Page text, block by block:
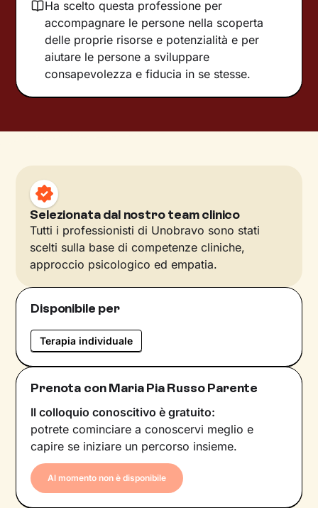
Ha scelto questa professione per
accompagnare le persone nella scoperta
delle proprie risorse e potenzialità e per
aiutare le persone a sviluppare
consapevolezza e fiducia in se stesse.
Selezionata dal nostro team clinico
Tutti i professionisti di Unobravo sono stati
scelti sulla base di competenze cliniche,
approccio psicologico ed empatia.
Disponibile per
Terapia individuale
Prenota con Maria Pia Russo Parente
Il colloquio conoscitivo è gratuito:
potrete cominciare a conoscervi meglio e
capire se iniziare un percorso insieme.
Al momento non è disponibile